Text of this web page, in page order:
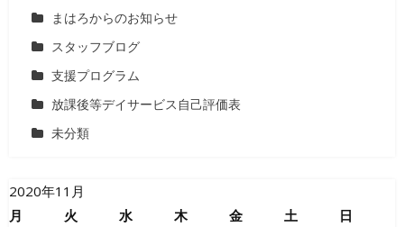
まはろからのお知らせ
スタッフブログ
支援プログラム
放課後等デイサービス自己評価表
未分類
2020年11月
月
火 水 木 金 土 日